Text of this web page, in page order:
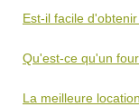
Est-il facile d'obtenir
Qu'est-ce qu'un
La meilleure location